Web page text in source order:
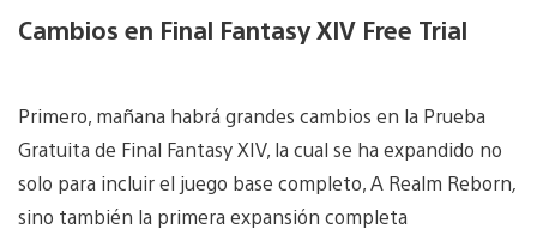
Cambios en Final Fantasy XIV Free Trial
Primero, mañana habrá grandes cambios en la Prueba
Gratuita de Final Fantasy XIV, la cual se ha expandido no
solo para incluir el juego base completo, A Realm Reborn,
sino también la primera expansión completa